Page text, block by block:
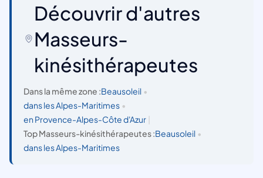
Découvrir d'autres
Masseurs-
kinésithérapeutes
Dans la même zone :Beausoleil •
dans les Alpes-Maritimes •
en Provence-Alpes-Côte d'Azur
Top Masseurs-kinésithérapeutes :Beausoleil •
dans les Alpes-Maritimes